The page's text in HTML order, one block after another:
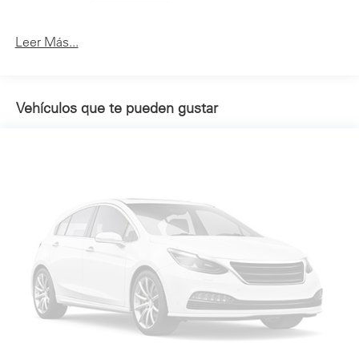
Leer Más...
Vehículos que te pueden gustar